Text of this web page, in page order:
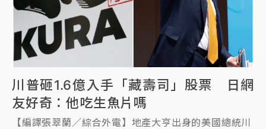
川普砸1.6億入手「藏壽司」股票 日網
友好奇：他吃生魚片嗎
【編譯張翠蘭／綜合外電】地產大亨出身的美國總統川